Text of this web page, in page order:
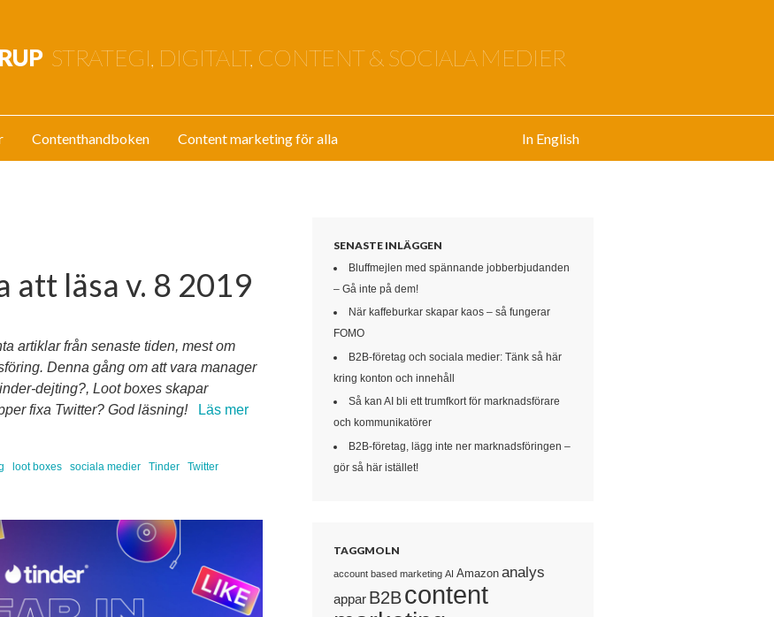
STRATEGI, DIGITALT, CONTENT & SOCIALA MEDIER
Contenthandboken Content marketing för alla In English
att läsa v. 8 2019
artiklar från senaste tiden, mest om
Denna gång om att vara manager
dejting?, Loot boxes skapar
fixa Twitter? God läsning!
Läs mer
loot boxes sociala medier Tinder Twitter
SENASTE INLÄGGEN
Bluffmejlen med spännande jobberbjudanden
– Gå inte på dem!
När kaffeburkar skapar kaos – så fungerar
FOMO
B2B-företag och sociala medier: Tänk så här
kring konton och innehåll
Så kan AI bli ett trumfkort för marknadsförare
och kommunikatörer
B2B-företag, lägg inte ner marknadsföringen –
gör så här istället!
TAGGMOLN
account based marketing AI Amazon analys
appar B2Bcontent